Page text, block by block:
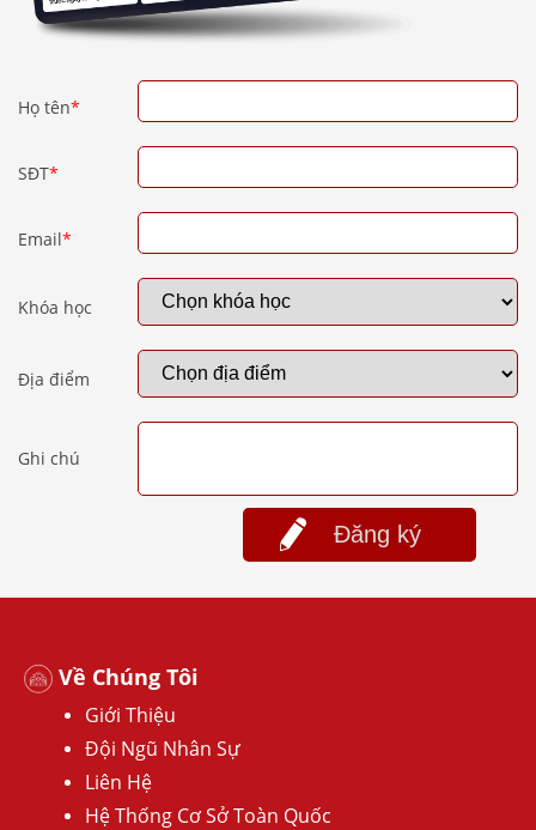
Họ tên*
SĐT*
Email*
Khóa học
Địa điểm
Ghi chú
Đăng ký
Về Chúng Tôi
Giới Thiệu
Đội Ngũ Nhân Sự
Liên Hệ
Hệ Thống Cơ Sở Toàn Quốc